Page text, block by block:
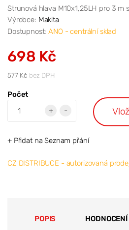
Strunová hlava M10x1,25LH pro 3 m
Výrobce: Makita
Dostupnost:ANO - centrální sklad
698 Kč
577 Kč bez DPH
Počet
+
-
+ Přidat na Seznam přání
CZ DISTRIBUCE - autorizovaná
POPIS HODNOCENÍ